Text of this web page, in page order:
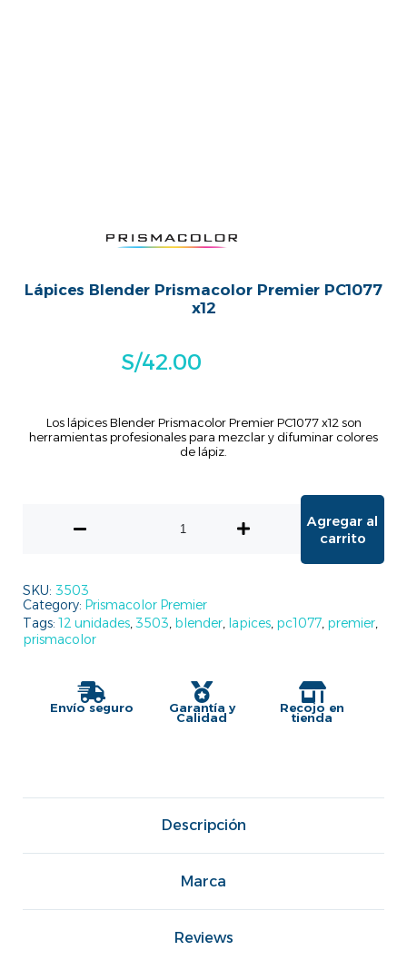
Lápices Blender Prismacolor Premier PC1077
x12
S/42.00
Los lápices Blender Prismacolor Premier PC1077 x12 son
herramientas profesionales para mezclar y difuminar colores
de lápiz.
Agregar al
carrito
SKU: 3503
Category: Prismacolor Premier
Tags: 12 unidades 3503 blender lapices pc1077 premier
prismacolor
Envío seguro Garantía y
Calidad
Recojo en
tienda
Descripción
Marca
Reviews